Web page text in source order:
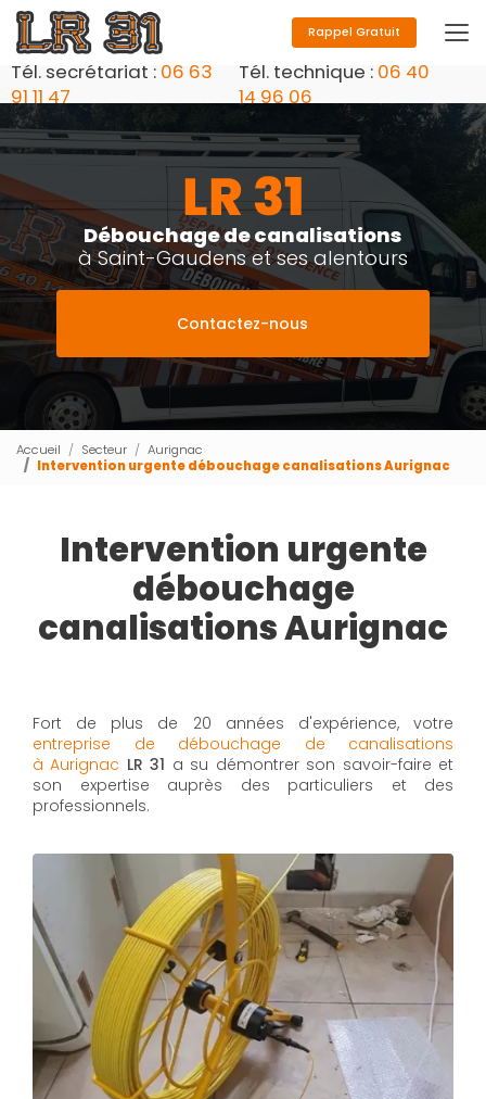
Aller
au
contenu
principal
Tél. secrétariat : 06 63
91 11 47
Tél. technique : 06 40
14 96 06
Rappel Gratuit
Débouchage de canalisations
à Saint-Gaudens et ses alentours
Contactez-nous
Accueil Secteur
Aurignac
Intervention urgente débouchage canalisations Aurignac
Intervention urgente
débouchage
canalisations Aurignac
Fort de plus de 20 années d'expérience, votre
entreprise de débouchage de canalisations
à Aurignac LR 31 a su démontrer son savoir-faire et
son expertise auprès des particuliers et des
professionnels.